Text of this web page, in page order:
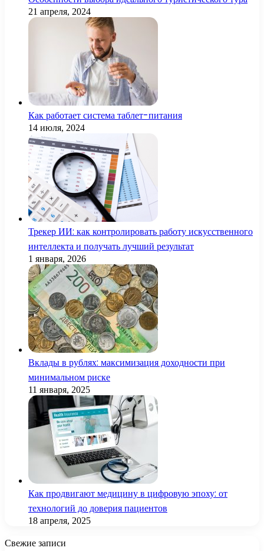
21 апреля, 2024
Как работает система таблет-питания
14 июля, 2024
Трекер ИИ: как контролировать работу искусственного
интеллекта и получать лучший результат
1 января, 2026
Вклады в рублях: максимизация доходности при
минимальном риске
11 января, 2025
Как продвигают медицину в цифровую эпоху: от
технологий до доверия пациентов
18 апреля, 2025
Свежие записи